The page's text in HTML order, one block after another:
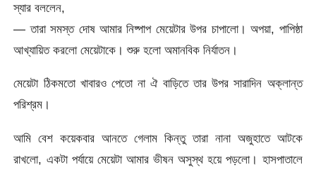
স্যার বললেন,
— তারা সমস্ত দোষ আমার নিষ্পাপ মেয়েটার উপর চাপালো। অপয়া, পাপিষ্ঠা
আখ্যায়িত করলো মেয়েটাকে। শুরু হলো অমানবিক নির্যাতন।
মেয়েটা ঠিকমতো খাবারও পেতো না ঐ বাড়িতে তার উপর সারাদিন অক্লান্ত
পরিশ্রম।
আমি বেশ কয়েকবার আনতে গেলাম কিন্তু তারা নানা অজুহাতে আটকে
রাখলো, একটা পর্যায়ে মেয়েটা আমার ভীষন অসুস্থ হয়ে পড়লো। হাসপাতালে